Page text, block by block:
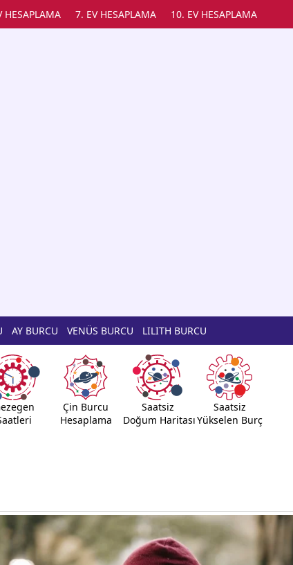
HESAPLAMA 7. EV HESAPLAMA 10. EV HESAPLAMA
AY BURCU VENÜS BURCU LILITH BURCU
Çin Burcu
Hesaplama
Saatsiz
Doğum Haritası
Saatsiz
Yükselen Burç